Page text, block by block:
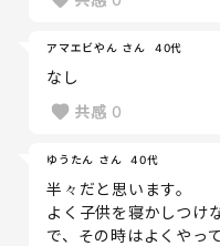
アマエビやん さん 40代
なし
共感 0
ゆうたん さん 40代
半々だと思います。
よく子供を寝かしつけ
で、その時はよくやっ